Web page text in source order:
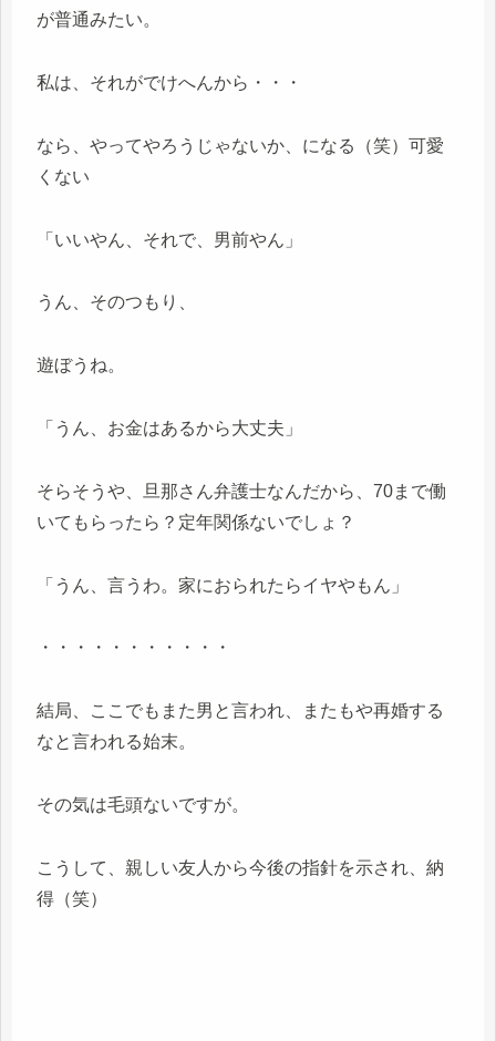
が普通みたい。
私は、それがでけへんから・・・
なら、やってやろうじゃないか、になる（笑）可愛
くない
「いいやん、それで、男前やん」
うん、そのつもり、
遊ぼうね。
「うん、お金はあるから大丈夫」
そらそうや、旦那さん弁護士なんだから、70まで働
いてもらったら？定年関係ないでしょ？
「うん、言うわ。家におられたらイヤやもん」
・・・・・・・・・・・
結局、ここでもまた男と言われ、またもや再婚する
なと言われる始末。
その気は毛頭ないですが。
こうして、親しい友人から今後の指針を示され、納
得（笑）